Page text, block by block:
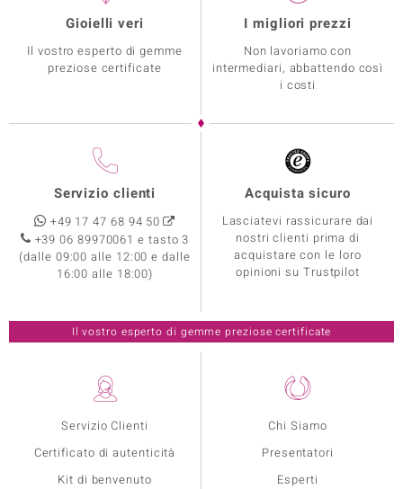
Servizio Clienti
Certificato di autenticità
Kit di benvenuto
Chi Siamo
Presentatori
Esperti
Gioielli veri
Il vostro esperto di gemme
preziose certificate
I migliori prezzi
Non lavoriamo con
intermediari, abbattendo così
i costi
Servizio clienti
+49 17 47 68 94 50
+39 06 89970061 e tasto 3
(dalle 09:00 alle 12:00 e dalle
16:00 alle 18:00)
Acquista sicuro
Lasciatevi rassicurare dai
nostri clienti prima di
acquistare con le loro
opinioni su Trustpilot
Il vostro esperto di gemme preziose certificate